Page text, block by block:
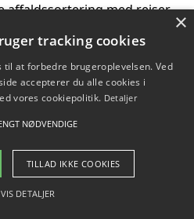
affaldssortering med rejser
kan bidrage til co2 reduktion
Blog Betingelser
×
tracking cookies
til at forbedre brugeroplevelsen. Ved
accepterer du alle cookies i
vores cookiepolitik. Detaljer
NØDVENDIGE
TILLAD IKKE COOKIES
VIS DETALJER